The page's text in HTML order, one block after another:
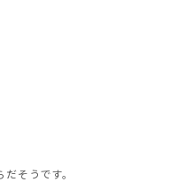
そうです。